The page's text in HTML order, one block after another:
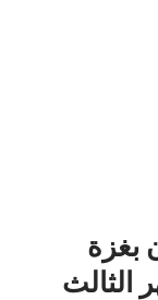
بغزة
الثالث